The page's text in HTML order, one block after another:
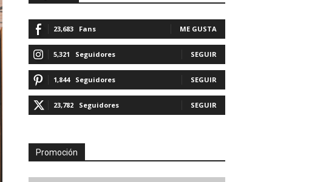
23,683 Fans ME GUSTA
5,321 Seguidores SEGUIR
1,844 Seguidores SEGUIR
23,782 Seguidores SEGUIR
Promoción